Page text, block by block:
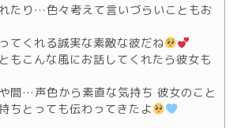
たり…色々考えて言いづらいこともお
てくれる誠実な素敵な彼だね
もこんな風にお話してくれたら彼女も
間…声色から素直な気持ち 彼女のこと
ちとっても伝わってきたよ